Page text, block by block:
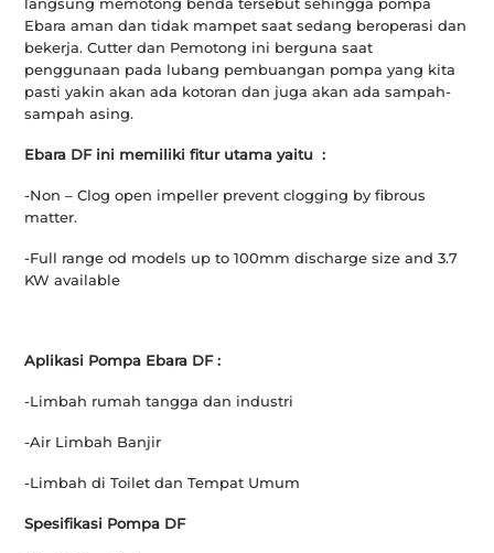
Ebara aman dan tidak mampet saat sedang beroperasi dan
bekerja. Cutter dan Pemotong ini berguna saat
penggunaan pada lubang pembuangan pompa yang kita
pasti yakin akan ada kotoran dan juga akan ada sampah-
sampah asing.
Ebara DF ini memiliki fitur utama yaitu :
-Non – Clog open impeller prevent clogging by fibrous
matter.
-Full range od models up to 100mm discharge size and 3.7
KW available
Aplikasi Pompa Ebara DF :
-Limbah rumah tangga dan industri
-Air Limbah Banjir
-Limbah di Toilet dan Tempat Umum
Spesifikasi Pompa DF